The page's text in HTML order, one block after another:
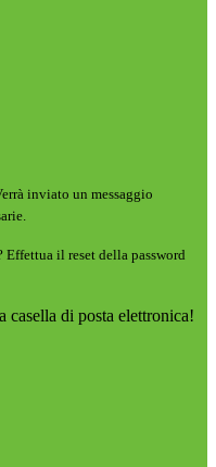
inviato un messaggio
Effettua il reset della password
casella di posta elettronica!